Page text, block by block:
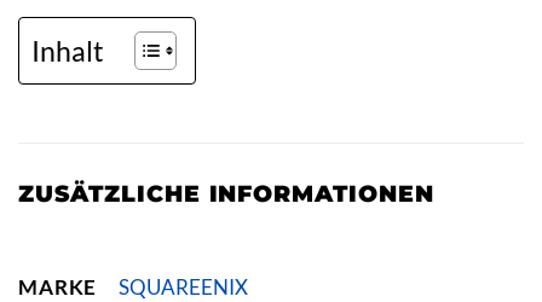
Inhalt
ZUSÄTZLICHE INFORMATIONEN
MARKE SQUAREENIX